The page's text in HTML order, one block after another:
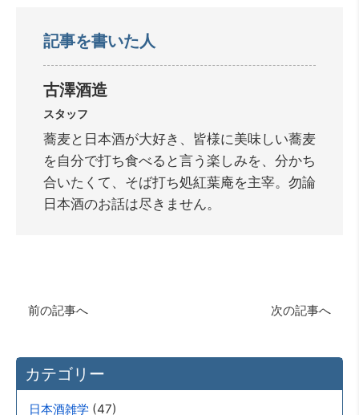
記事を書いた人
古澤酒造
スタッフ
蕎麦と日本酒が大好き、皆様に美味しい蕎麦
を自分で打ち食べると言う楽しみを、分かち
合いたくて、そば打ち処紅葉庵を主宰。勿論
日本酒のお話は尽きません。
前の記事へ 次の記事へ
カテゴリー
日本酒雑学 (47)